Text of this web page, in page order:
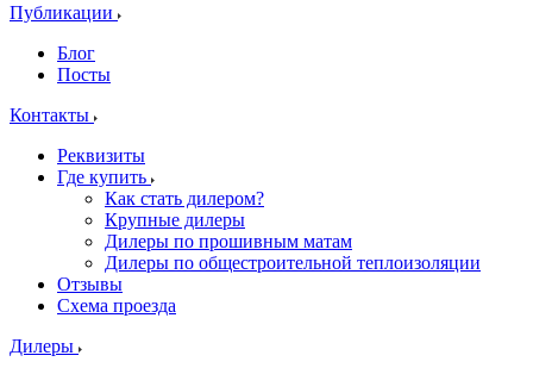
Публикации
Блог
Посты
Контакты
Реквизиты
Где купить
Как стать дилером?
Крупные дилеры
Дилеры по прошивным матам
Дилеры по общестроительной теплоизоляции
Отзывы
Схема проезда
Дилеры